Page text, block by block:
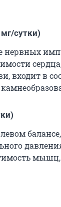
сутки)
нервных
входит в